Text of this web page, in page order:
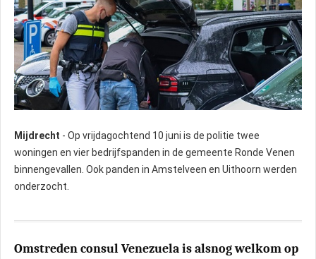
Mijdrecht - Op vrijdagochtend 10 juni is de politie twee
woningen en vier bedrijfspanden in de gemeente Ronde Venen
binnengevallen. Ook panden in Amstelveen en Uithoorn werden
onderzocht.
Omstreden consul Venezuela is alsnog welkom op